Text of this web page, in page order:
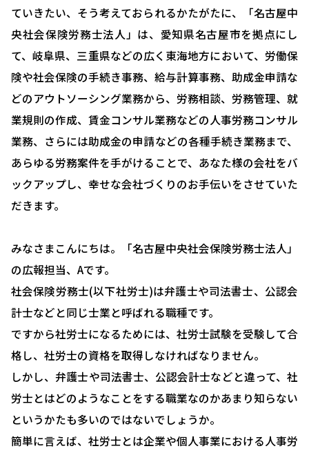
ていきたい、そう考えておられるかたがたに、「名古屋中
央社会保険労務士法人」は、愛知県名古屋市を拠点にし
て、岐阜県、三重県などの広く東海地方において、労働保
険や社会保険の手続き事務、給与計算事務、助成金申請な
どのアウトソーシング業務から、労務相談、労務管理、就
業規則の作成、賃金コンサル業務などの人事労務コンサル
業務、さらには助成金の申請などの各種手続き業務まで、
あらゆる労務案件を手がけることで、あなた様の会社をバ
ックアップし、幸せな会社づくりのお手伝いをさせていた
だきます。
みなさまこんにちは。「名古屋中央社会保険労務士法人」
の広報担当、Aです。
社会保険労務士(以下社労士)は弁護士や司法書士、公認会
計士などと同じ士業と呼ばれる職種です。
ですから社労士になるためには、社労士試験を受験して合
格し、社労士の資格を取得しなければなりません。
しかし、弁護士や司法書士、公認会計士などと違って、社
労士とはどのようなことをする職業なのかあまり知らない
というかたも多いのではないでしょうか。
簡単に言えば、社労士とは企業や個人事業における人事労